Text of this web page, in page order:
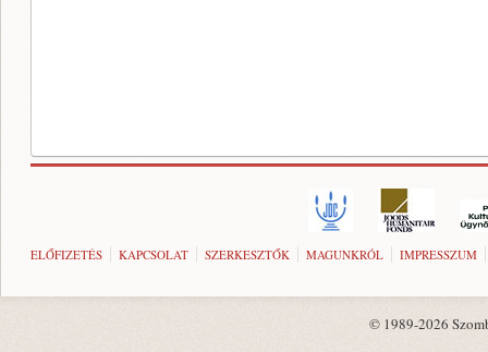
ELŐFIZETÉS KAPCSOLAT SZERKESZTŐK MAGUNKRÓL IMPRESSZUM
© 1989-2026